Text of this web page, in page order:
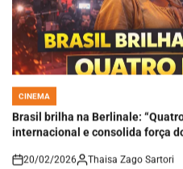
POSTED
IN
CINEMA
Brasil brilha na Berlinale:
internacional e consolida força
on